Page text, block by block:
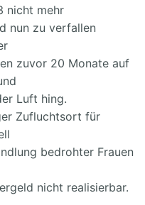
nicht mehr
nun zu verfallen
zuvor 20 Monate auf
Luft hing.
Zufluchtsort für
bedrohter Frauen
nicht realisierbar.